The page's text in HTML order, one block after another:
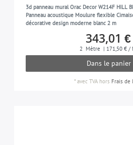
3d panneau mural Orac Decor W214F HILL
Panneau acoustique Moulure flexible
décorative design moderne blanc 2 m
343,01
2 Mètre | 171,50 € /
Dans le panier
*avec TVAhors Frais de